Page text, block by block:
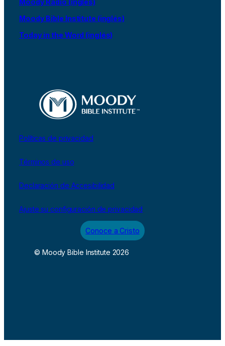
Moody Bible Institute (inglés)
Today in the Word (inglés)
Políticas de privacidad
Términos de uso
Declaración de Accesibilidad
Ajuste su configuración de privacidad
Conoce a Cristo
© Moody Bible Institute 2026